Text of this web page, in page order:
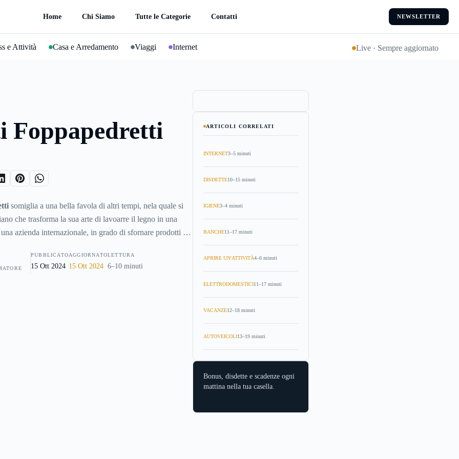
Home Chi Siamo Tutte le Categorie Contatti NEWSLETTER
e Attività Casa e Arredamento Viaggi Internet Live · Sempre aggiornato
Foppapedretti
somiglia a una bella favola di altri tempi, nela quale si
che trasforma la sua arte di lavoarre il legno in una
azienda internazionale, in grado di sfornare prodotti di
nel mondo anche per una miriade di altri elementi di
in particolare rivolti ai bambini, così come di
PUBBLICATO
15 Ott 2024
AGGIORNATO
15 Ott 2024
LETTURA
6–10 minuti
ARTICOLI CORRELATI
INTERNET3–5 minuti
DISDETTE10–15 minuti
IGIENE3–4 minuti
BANCHE11–17 minuti
APRIRE UN'ATTIVITÀ4–6 minuti
ELETTRODOMESTICI11–17 minuti
VACANZE12–18 minuti
AUTOVEICOLI13–19 minuti
Bonus, disdette e scadenze ogni
mattina nella tua casella.